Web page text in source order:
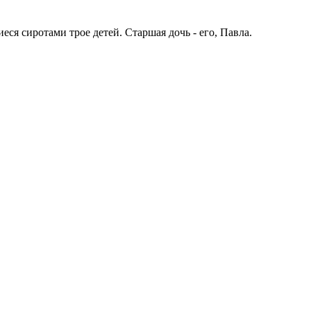
сиротами трое детей. Старшая дочь - его, Павла.